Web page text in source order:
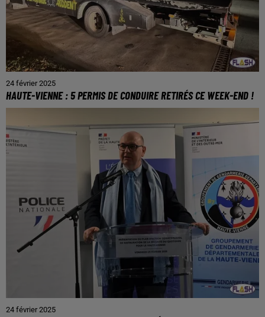
24 février 2025
HAUTE-VIENNE : 5 PERMIS DE CONDUIRE RETIRÉS CE WEEK-END !
24 février 2025